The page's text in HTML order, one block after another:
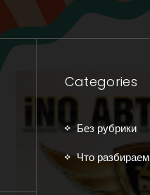
Categories
Без рубрики
Что разбираем